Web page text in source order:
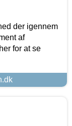
der igennem
af
for at se